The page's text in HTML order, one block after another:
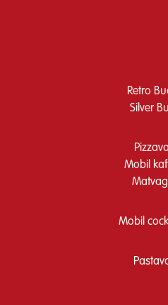
Retro
Silver
Mobil
Mobil